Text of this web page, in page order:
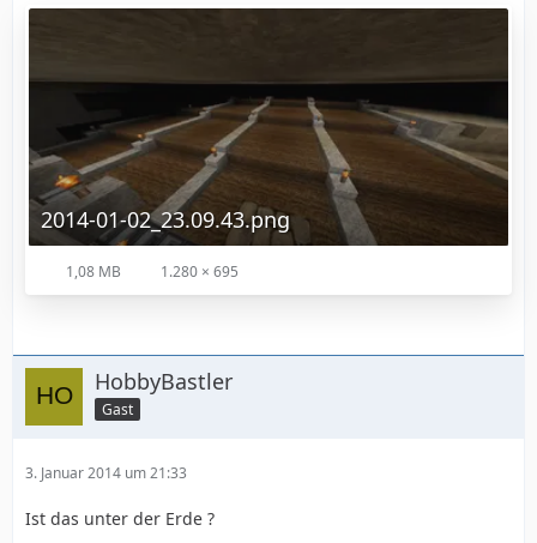
2014-01-02_23.09.43.png
1,08 MB 1.280 × 695
HobbyBastler
Gast
3. Januar 2014 um 21:33
Ist das unter der Erde ?